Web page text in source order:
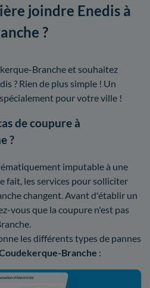
joindre Enedis à
?
Branche et souhaitez
? Rien de plus simple ! Un
pour votre ville !
de coupure à
?
imputable à une
fait, les services pour solliciter
changent. Avant d'établir un
vous que la coupure n'est pas
les différents types de pannes
Branche :